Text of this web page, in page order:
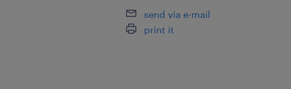
send via e-mail
print it